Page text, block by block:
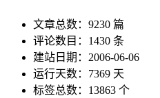
文章总数：9230 篇
评论数目：1430 条
建站日期：2006-06-06
运行天数：7369 天
标签总数：13863 个